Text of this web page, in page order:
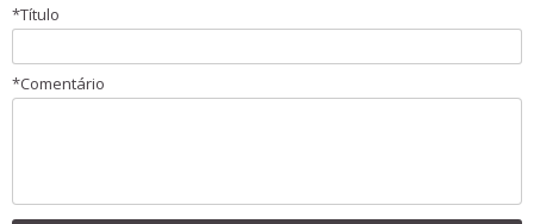
*Título
*Comentário